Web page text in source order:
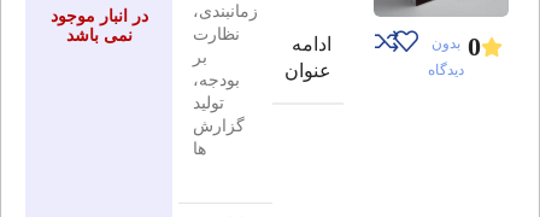
0 بدون
دیدگاه
ادامه
عنوان
زمانبندی،
نظارت
بر
بودجه،
تولید
گزارش
ها
در انبار موجود
نمی باشد